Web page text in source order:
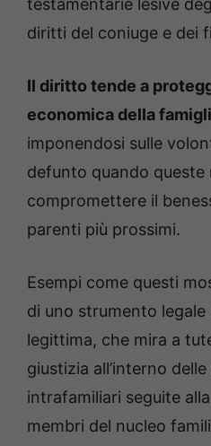
testamentarie lesive
diritti del coniuge e dei
Il diritto tende a
economica della
imponendosi sulle
defunto quando queste
compromettere il
parenti più prossimi.
Esempi come questi
di uno strumento
legittima, che mira a
giustizia all’interno
intrafamiliari seguite
membri del nucleo